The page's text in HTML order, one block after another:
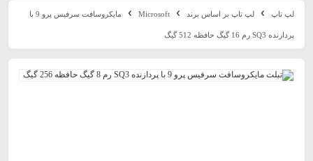
لپ تاپ لپ تاپ بر اساس برند Microsoft مایکروسافت سرفیس پرو 9 با
پردازنده SQ3 رم 16 گیگ حافظه 512 گیگ